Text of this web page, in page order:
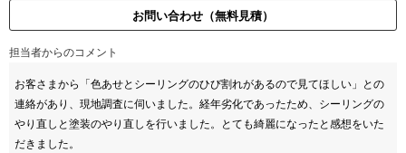
お問い合わせ（無料見積）
担当者からのコメント
お客さまから「色あせとシーリングのひび割れがあるので見てほしい」との
連絡があり、現地調査に伺いました。経年劣化であったため、シーリングの
やり直しと塗装のやり直しを行いました。とても綺麗になったと感想をいた
だきました。